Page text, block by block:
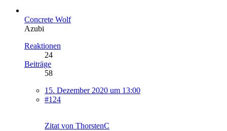
Concrete Wolf
Azubi
Reaktionen
24
Beiträge
58
15. Dezember 2020 um 13:00
#124
Zitat von ThorstenC